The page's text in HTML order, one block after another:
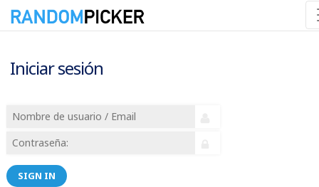
Iniciar sesión
SIGN IN